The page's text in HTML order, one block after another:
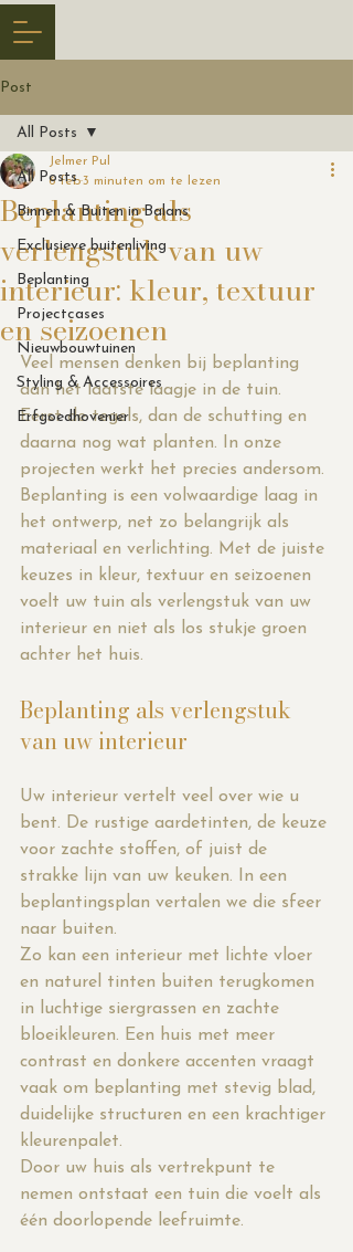
Post
All Posts
Binnen & Buiten in Balans
Exclusieve buitenliving
Beplanting
Projectcases
Nieuwbouwtuinen
Styling & Accessoires
Erfgoedhovenier
All Posts
Beplanting als
verlengstuk van uw
interieur: kleur, textuur
en seizoenen
Jelmer Pul
6 feb3 minuten om te lezen
Veel mensen denken bij beplanting
aan het laatste laagje in de tuin.
Eerst de tegels, dan de schutting en
daarna nog wat planten. In onze
projecten werkt het precies andersom.
Beplanting is een volwaardige laag in
het ontwerp, net zo belangrijk als
materiaal en verlichting. Met de juiste
keuzes in kleur, textuur en seizoenen
voelt uw tuin als verlengstuk van uw
interieur en niet als los stukje groen
achter het huis.
Beplanting als verlengstuk
van uw interieur
Uw interieur vertelt veel over wie u
bent. De rustige aardetinten, de keuze
voor zachte stoffen, of juist de
strakke lijn van uw keuken. In een
beplantingsplan vertalen we die sfeer
naar buiten.
Zo kan een interieur met lichte vloer
en naturel tinten buiten terugkomen
in luchtige siergrassen en zachte
bloeikleuren. Een huis met meer
contrast en donkere accenten vraagt
vaak om beplanting met stevig blad,
duidelijke structuren en een krachtiger
kleurenpalet.
Door uw huis als vertrekpunt te
nemen ontstaat een tuin die voelt als
één doorlopende leefruimte.